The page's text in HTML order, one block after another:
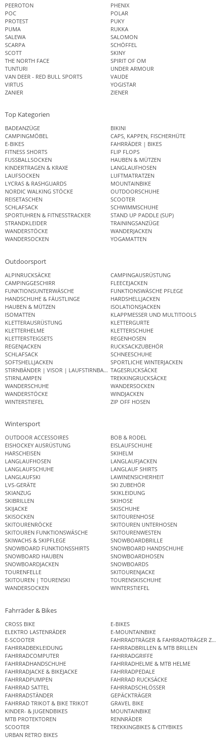
PEEROTON
PHENIX
POC
POLAR
PROTEST
PUKY
PUMA
RUKKA
SALEWA
SALOMON
SCARPA
SCHÖFFEL
SCOTT
SKINY
THE NORTH FACE
SPIRIT OF OM
TUNTURI
UNDER ARMOUR
VAN DEER - RED BULL SPORTS
VAUDE
VIRTUS
YOGISTAR
ZANIER
ZIENER
Top Kategorien
BADEANZÜGE
BIKINI
CAMPINGMÖBEL
CAPS, KAPPEN, FISCHERHÜTE
E-BIKES
FAHRRÄDER | BIKES
FITNESS SHORTS
FLIP FLOPS
FUSSBALLSOCKEN
HAUBEN & MÜTZEN
KINDERTRAGEN & KRAXE
LANGLAUFHOSEN
LAUFSOCKEN
LUFTMATRATZEN
LYCRAS & RASHGUARDS
MOUNTAINBIKE
NORDIC WALKING STÖCKE
OUTDOORSCHUHE
REISETASCHEN
SCOOTER
SCHLAFSACK
SCHWIMMSCHUHE
SPORTUHREN & FITNESSTRACKER
STAND UP PADDLE (SUP)
STRANDKLEIDER
TRAININGSANZÜGE
WANDERSTÖCKE
WANDERJACKEN
WANDERSOCKEN
YOGAMATTEN
Outdoorsport
ALPINRUCKSÄCKE
CAMPINGAUSRÜSTUNG
CAMPINGGESCHIRR
FLEECEJACKEN
FUNKTIONSUNTERWÄSCHE
FUNKTIONSWÄSCHE PFLEGE
HANDSCHUHE & FÄUSTLINGE
HARDSHELLJACKEN
HAUBEN & MÜTZEN
ISOLATIONSJACKEN
ISOMATTEN
KLAPPMESSER UND MULTITOOLS
KLETTERAUSRÜSTUNG
KLETTERGURTE
KLETTERHELME
KLETTERSCHUHE
KLETTERSTEIGSETS
REGENHOSEN
REGENJACKEN
RUCKSACKZUBEHÖR
SCHLAFSACK
SCHNEESCHUHE
SOFTSHELLJACKEN
SPORTLICHE WINTERJACKEN
STIRNBÄNDER | VISOR | LAUFSTIRNBANDTAGESRUCKSÄCKE
STIRNLAMPEN
TREKKINGRUCKSÄCKE
WANDERSCHUHE
WANDERSOCKEN
WANDERSTÖCKE
WINDJACKEN
WINTERSTIEFEL
ZIP OFF HOSEN
Wintersport
OUTDOOR ACCESSOIRES
BOB & RODEL
EISHOCKEY AUSRÜSTUNG
EISLAUFSCHUHE
HARSCHEISEN
SKIHELM
LANGLAUFHOSEN
LANGLAUFJACKEN
LANGLAUFSCHUHE
LANGLAUF SHIRTS
LANGLAUFSKI
LAWINENSICHERHEIT
LVS-GERÄTE
SKI ZUBEHÖR
SKIANZUG
SKIKLEIDUNG
SKIBRILLEN
SKIHOSE
SKIJACKE
SKISCHUHE
SKISOCKEN
SKITOURENHOSE
SKITOURENRÖCKE
SKITOUREN UNTERHOSEN
SKITOUREN FUNKTIONSWÄSCHE
SKITOURENWESTEN
SKIWACHS & SKIPFLEGE
SNOWBOARDBRILLE
SNOWBOARD FUNKTIONSSHIRTS
SNOWBOARD HANDSCHUHE
SNOWBOARD HAUBEN
SNOWBOARDHOSEN
SNOWBOARDJACKEN
SNOWBOARDS
TOURENFELLE
SKITOURENJACKE
SKITOUREN | TOURENSKI
TOURENSKISCHUHE
WANDERSOCKEN
WINTERSTIEFEL
Fahrräder & Bikes
CROSS BIKE
E-BIKES
ELEKTRO LASTENRÄDER
E-MOUNTAINBIKE
E-SCOOTER
FAHRRADTRÄGER & FAHRRADTRÄGER
FAHRRADBEKLEIDUNG
FAHRRADBRILLEN & MTB BRILLEN
FAHRRADCOMPUTER
FAHRRADGRIFFE
FAHRRADHANDSCHUHE
FAHRRADHELME & MTB HELME
FAHRRADJACKE & BIKEJACKE
FAHRRADPEDALE
FAHRRADPUMPEN
FAHRRAD RUCKSÄCKE
FAHRRAD SATTEL
FAHRRADSCHLÖSSER
FAHRRADSTÄNDER
GEPÄCKTRÄGER
FAHRRAD TRIKOT & BIKE TRIKOT
GRAVEL BIKE
KINDER- & JUGENDBIKES
MOUNTAINBIKE
MTB PROTEKTOREN
RENNRÄDER
SCOOTER
TREKKINGBIKES & CITYBIKES
URBAN RETRO BIKES